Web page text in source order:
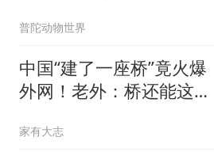
普陀动物世界
中国“建了一座桥”竟火爆
外网！老外：桥还能这么
家有大志